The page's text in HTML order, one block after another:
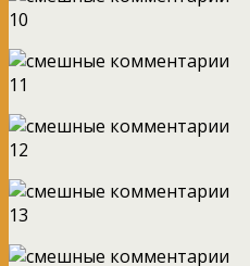
10
11
12
13